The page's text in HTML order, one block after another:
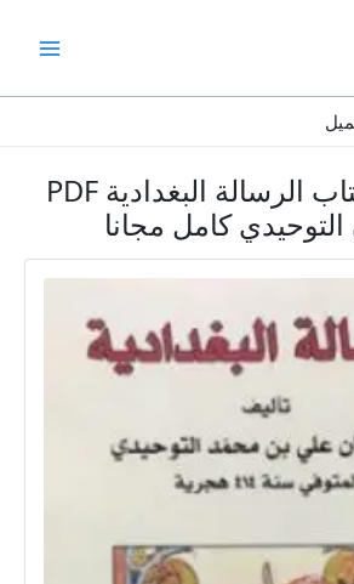
رابط تحميل كتاب الرسالة البغدادية PDF
التوحيدي كامل مجانا